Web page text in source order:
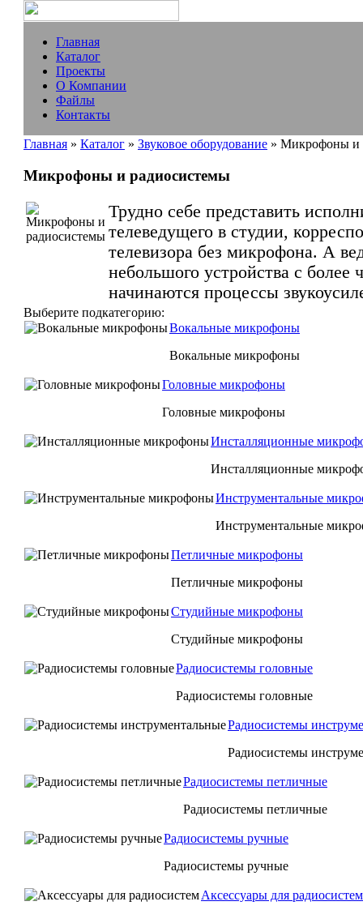
Главная
Каталог
Проекты
О Компании
Файлы
Контакты
Главная » Каталог » Звуковое оборудование » Микрофоны и
Микрофоны и радиосистемы
Трудно себе представить
телеведущего в студии,
телевизора без микрофона. А
небольшого устройства с более
начинаются процессы
Выберите подкатегорию:
Вокальные микрофоны
Вокальные микрофоны
Головные микрофоны
Головные микрофоны
Инсталляционные
Инсталляционные
Инструментальные
Инструментальные
Петличные микрофоны
Петличные микрофоны
Студийные микрофоны
Студийные микрофоны
Радиосистемы головные
Радиосистемы головные
Радиосистемы
Радиосистемы
Радиосистемы петличные
Радиосистемы петличные
Радиосистемы ручные
Радиосистемы ручные
Аксессуары для радиосистем